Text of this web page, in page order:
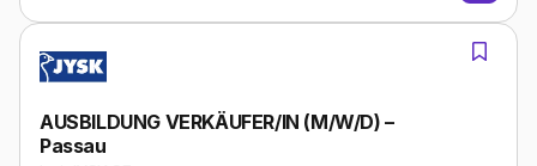
AUSBILDUNG VERKÄUFER/IN (M/W/D) –
Passau